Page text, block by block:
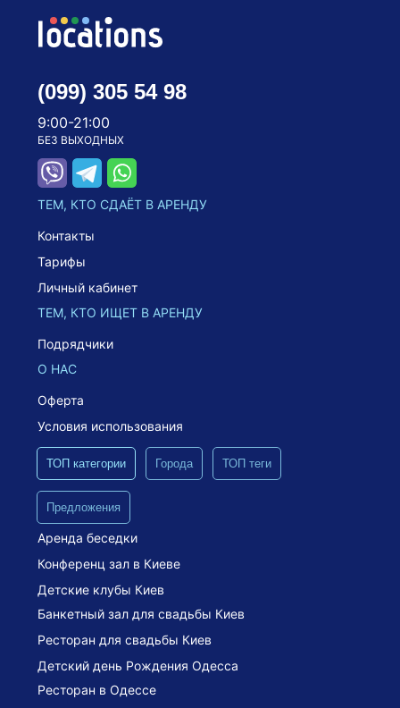
(099) 305 54 98
9:00-21:00
БЕЗ ВЫХОДНЫХ
ТЕМ, КТО СДАЁТ В АРЕНДУ
Контакты
Тарифы
Личный кабинет
ТЕМ, КТО ИЩЕТ В АРЕНДУ
Подрядчики
О НАС
Оферта
Условия использования
ТОП категории Города ТОП теги
Предложения
Аренда беседки
Конференц зал в Киеве
Детские клубы Киев
Банкетный зал для свадьбы Киев
Ресторан для свадьбы Киев
Детский день Рождения Одесса
Ресторан в Одессе